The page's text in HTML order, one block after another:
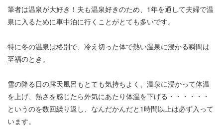
筆者は温泉が大好き！夫も温泉好きのため、1年を通して夫婦で温
泉に入るために車中泊に行くことがとても多いです。
特に冬の温泉は格別で、冷え切った体で熱い温泉に浸かる瞬間は
至福のとき。
雪の降る日の露天風呂もとても気持ちよく、温泉に浸かって体温
を上げ、熱さを感じたら外気にあたり体温を下げる・・・・・・
というのを数回繰り返し、なんだかんだと1時間以上は必ず入って
います。